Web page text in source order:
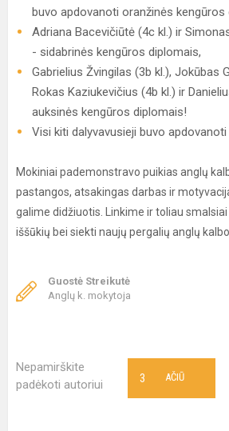
buvo apdovanoti oranžinės kengūros
Adriana Bacevičiūtė (4c kl.) ir
- sidabrinės kengūros diplomais,
Gabrielius Žvingilas (3b kl.), Jokūbas
Rokas Kaziukevičius (4b kl.) ir
auksinės kengūros diplomais!
Visi kiti dalyvavusieji buvo
Mokiniai pademonstravo puikias anglų
pastangos, atsakingas darbas ir
galime didžiuotis. Linkime ir toliau
iššūkių bei siekti naujų pergalių anglų
Guostė Streikutė
Anglų k. mokytoja
Nepamirškite
padėkoti autoriui
AČIŪ
3